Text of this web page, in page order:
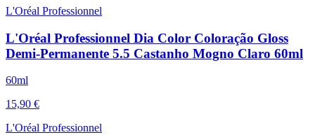
L'Oréal Professionnel
L'Oréal Professionnel Dia Color Coloração Gloss
Demi-Permanente 5.5 Castanho Mogno Claro 60ml
60ml
15,90 €
L'Oréal Professionnel